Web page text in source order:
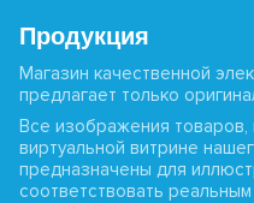
Продукция
Магазин качественной
предлагает только
Все изображения товаров,
виртуальной витрине
предназначены для
соответствовать